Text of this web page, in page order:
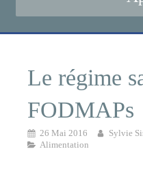
Le régime
FODMAPs
26 Mai 2016
Sylvie
Alimentation